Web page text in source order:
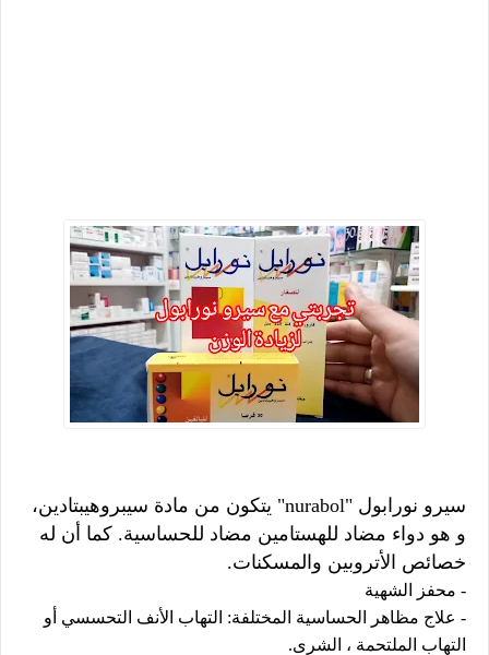
سيرو نورابول "nurabol" يتكون من مادة سيبروهيبتادين،
و هو دواء مضاد للهستامين مضاد للحساسية. كما أن له
خصائص الأتروبين والمسكنات.
- محفز الشهية
- علاج مظاهر الحساسية المختلفة: التهاب الأنف التحسسي أو
التهاب الملتحمة ، الشرى.